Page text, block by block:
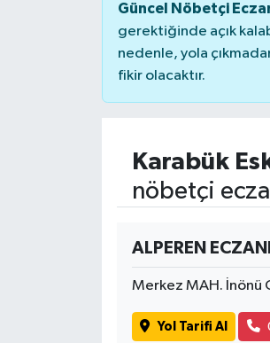
Güncel Nöbetçi
gerektiğinde açık
nedenle, yola
fikir olacaktır.
Karabük
nöbetçi
ALPEREN
Merkez MAH. İnönü
Yol Tarifi Al